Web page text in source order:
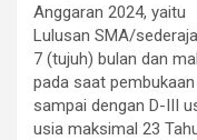
Anggaran 2024, yaitu
Lulusan SMA/
7 (tujuh) bulan dan
pada saat
sampai dengan D-III
usia maksimal 23